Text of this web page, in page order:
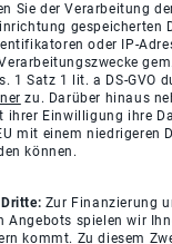
Sie der Verarbeitung
gespeicherten
oder IP-
1 Satz 1 lit. a DS-GVO
zu. Darüber hinaus
ihrer Einwilligung ihre
mit einem niedrigeren
können.
Zur Finanzierung
Angebots spielen wir
kommt. Zu diesem